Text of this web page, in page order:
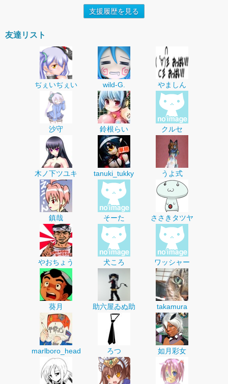
支援履歴を見る
友達リスト
ぢぇいぢぇい wild-G. やましん
沙守 鈴根らい クルセ
木ノ下ツユキ tanuki_tukky うよ式
鎮哉 そーた ささきタツヤ
やおちょう 犬ころ ワッシャー
葵月 助六屋ゐぬ助 takamura
marlboro_head ろつ 如月彩女